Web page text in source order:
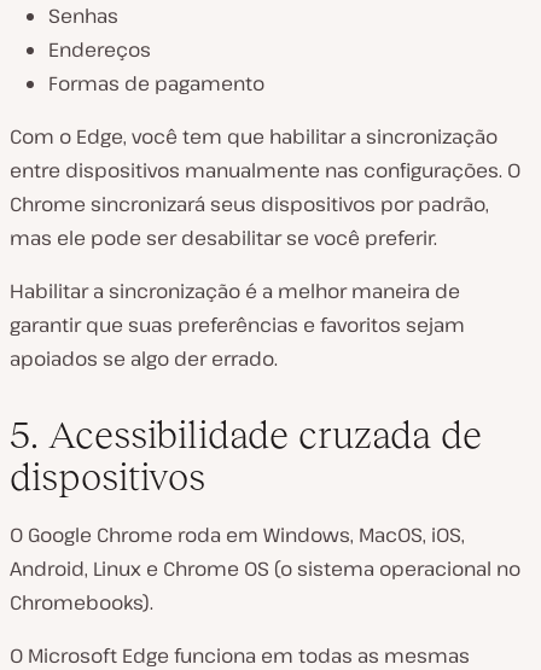
Senhas
Endereços
Formas de pagamento
Com o Edge, você tem que habilitar a sincronização
entre dispositivos manualmente nas configurações. O
Chrome sincronizará seus dispositivos por padrão,
mas ele pode ser desabilitar se você preferir.
Habilitar a sincronização é a melhor maneira de
garantir que suas preferências e favoritos sejam
apoiados se algo der errado.
5. Acessibilidade cruzada de
dispositivos
O Google Chrome roda em Windows, MacOS, iOS,
Android, Linux e Chrome OS (o sistema operacional no
Chromebooks).
O Microsoft Edge funciona em todas as mesmas